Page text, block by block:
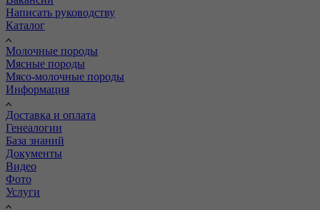
Написать руководству
Каталог
Молочные породы
Мясные породы
Мясо-молочные породы
Информация
Доставка и оплата
Генеалогии
База знаний
Документы
Видео
Фото
Услуги